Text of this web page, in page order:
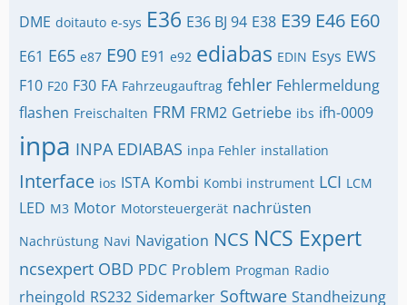
DME doitauto e-sys E36 E36 BJ 94 E38 E39 E46 E60
E61 E65 e87 E90 E91 e92 ediabas EDIN Esys EWS
F10 F20 F30 FA Fahrzeugauftrag fehler Fehlermeldung
flashen Freischalten FRM FRM2 Getriebe ibs ifh-0009
inpa INPA EDIABAS inpa Fehler installation
Interface ios ISTA Kombi Kombi instrument LCI LCM
LED M3 Motor Motorsteuergerät nachrüsten
Nachrüstung Navi Navigation NCS NCS Expert
ncsexpert OBD PDC Problem Progman Radio
rheingold RS232 Sidemarker Software Standheizung